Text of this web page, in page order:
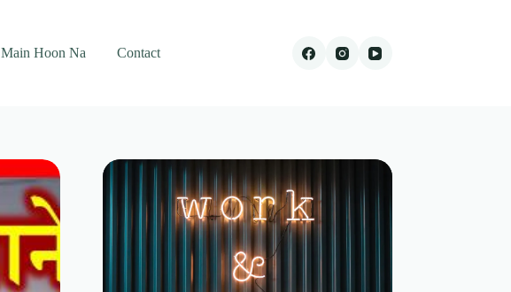
Main Hoon Na Contact